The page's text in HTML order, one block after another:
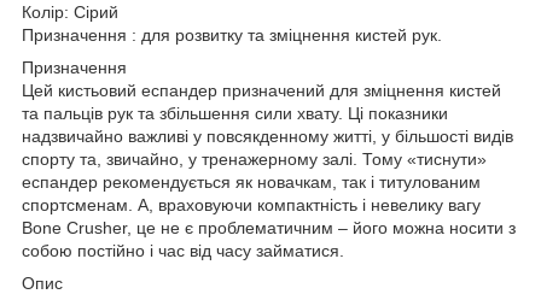
Колір: Сірий
Призначення : для розвитку та зміцнення кистей рук.
Призначення
Цей кистьовий еспандер призначений для зміцнення кистей
та пальців рук та збільшення сили хвату. Ці показники
надзвичайно важливі у повсякденному житті, у більшості видів
спорту та, звичайно, у тренажерному залі. Тому «тиснути»
еспандер рекомендується як новачкам, так і титулованим
спортсменам. А, враховуючи компактність і невелику вагу
Bone Crusher, це не є проблематичним – його можна носити з
собою постійно і час від часу займатися.
Опис